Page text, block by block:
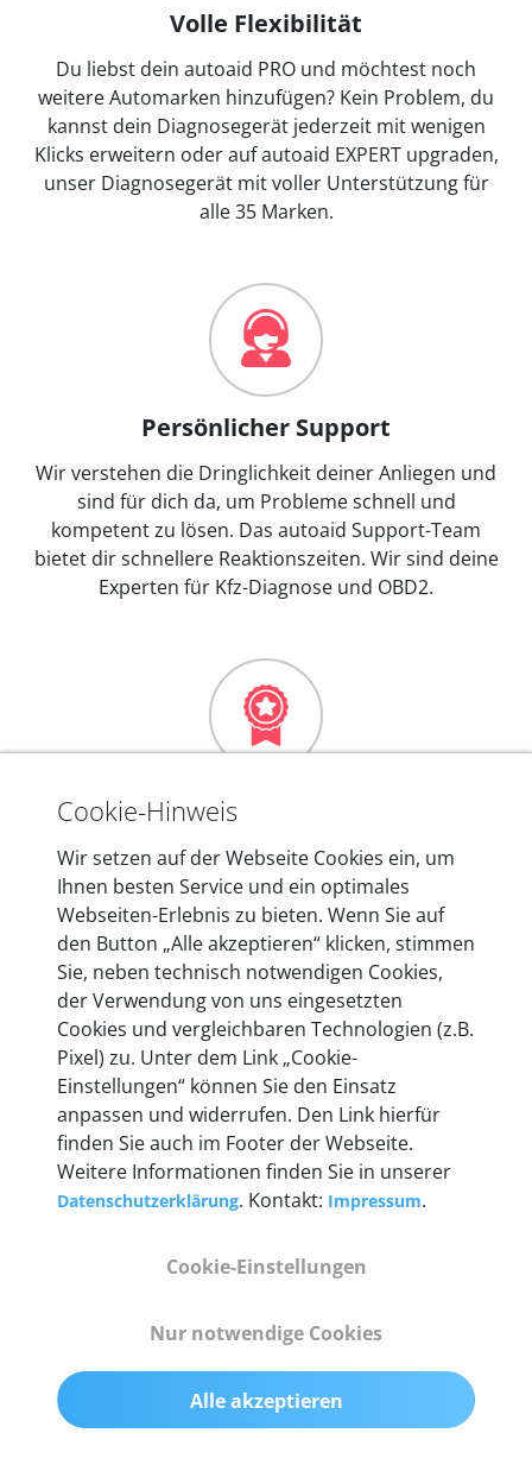
Volle Flexibilität
Du liebst dein autoaid PRO und möchtest noch
weitere Automarken hinzufügen? Kein Problem, du
kannst dein Diagnosegerät jederzeit mit wenigen
Klicks erweitern oder auf autoaid EXPERT upgraden,
unser Diagnosegerät mit voller Unterstützung für
alle 35 Marken.
Persönlicher Support
Wir verstehen die Dringlichkeit deiner Anliegen und
sind für dich da, um Probleme schnell und
kompetent zu lösen. Das autoaid Support-Team
bietet dir schnellere Reaktionszeiten. Wir sind deine
Experten für Kfz-Diagnose und OBD2.
Mehr als 10 Jahre Erfahrung
In den Kfz-Diagnosegeräten von autoaid stecken
mehr als 10 Jahre Erfahrung, und auch in Zukunft
entwickeln wir unsere Produkte am Standort in
Berlin laufend weiter. Auf diese Qualität vertrauen
heute mehr als 60.000 Privatkunden und
Unternehmen.
Technische Details &
Lieferumfang
Abmessungen
Gewicht
200 g
Cookie-Hinweis
Wir setzen auf der Webseite Cookies ein, um
Ihnen besten Service und ein optimales
Webseiten-Erlebnis zu bieten. Wenn Sie auf
den Button „Alle akzeptieren“ klicken, stimmen
Sie, neben technisch notwendigen Cookies,
der Verwendung von uns eingesetzten
Cookies und vergleichbaren Technologien (z.B.
Pixel) zu. Unter dem Link „Cookie-
Einstellungen“ können Sie den Einsatz
anpassen und widerrufen. Den Link hierfür
finden Sie auch im Footer der Webseite.
Weitere Informationen finden Sie in unserer
Datenschutzerklärung. Kontakt: Impressum.
Cookie-Einstellungen
Nur notwendige Cookies
Alle akzeptieren